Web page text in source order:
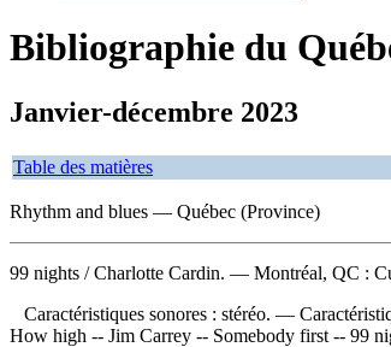
Bibliographie du
Janvier-décembre 2023
Table des matières
Rhythm and blues — Québec (Province)
99 nights / Charlotte Cardin. — Montréal, QC :
Caractéristiques sonores : stéréo. —
How high -- Jim Carrey -- Somebody first -- 99